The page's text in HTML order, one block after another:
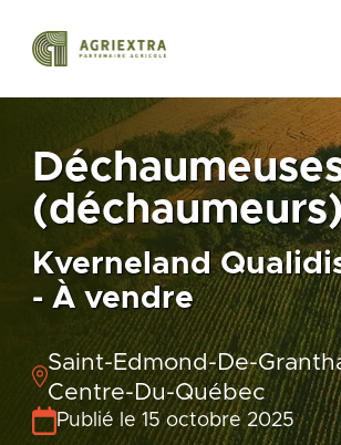
Kverneland
- À vendre
Saint-Edmond-De-
Centre-Du-Québec
Publié le 15 octobre 2025